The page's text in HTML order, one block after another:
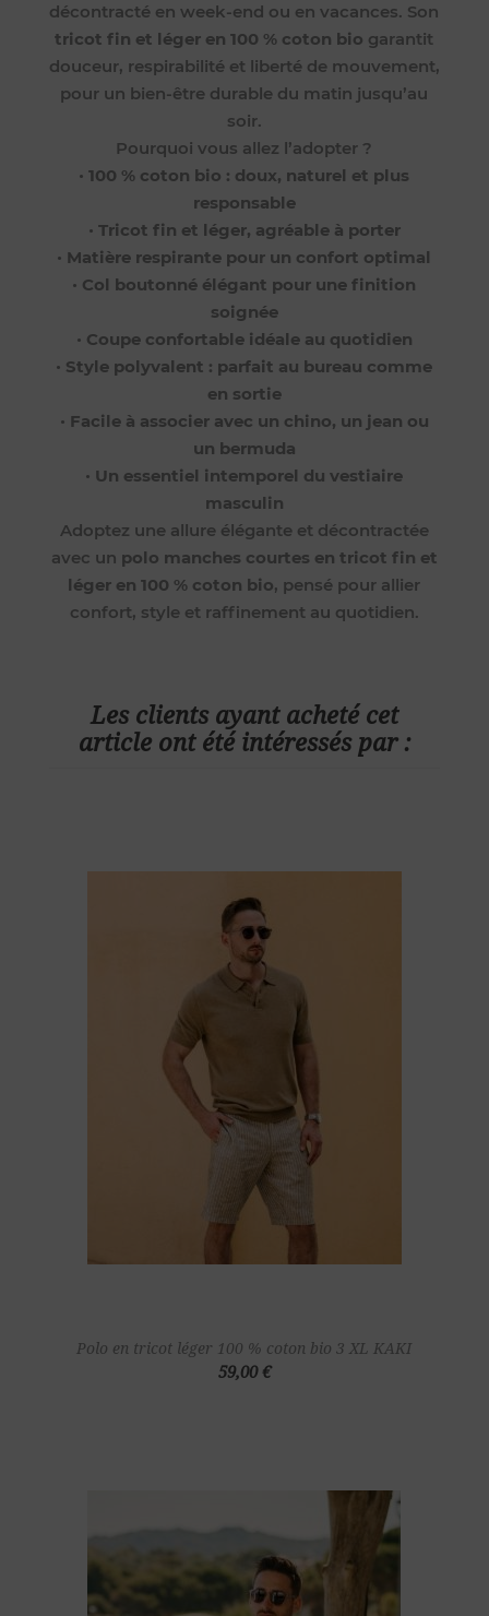
décontracté en week-end ou en vacances. Son
tricot fin et léger en 100 % coton bio garantit
douceur, respirabilité et liberté de mouvement,
pour un bien-être durable du matin jusqu’au
soir.
Pourquoi vous allez l’adopter ?
•100 % coton bio : doux, naturel et plus
responsable
• Tricot fin et léger, agréable à porter
• Matière respirante pour un confort optimal
• Col boutonné élégant pour une finition
soignée
• Coupe confortable idéale au quotidien
• Style polyvalent : parfait au bureau comme
en sortie
• Facile à associer avec un chino, un jean ou
un bermuda
• Un essentiel intemporel du vestiaire
masculin
Adoptez une allure élégante et décontractée
avec un polo manches courtes en tricot fin et
léger en 100 % coton bio, pensé pour allier
confort, style et raffinement au quotidien.
Les clients ayant acheté cet
article ont été intéressés par :
Polo en tricot léger 100 % coton bio 3 XL KAKI
59,00 €